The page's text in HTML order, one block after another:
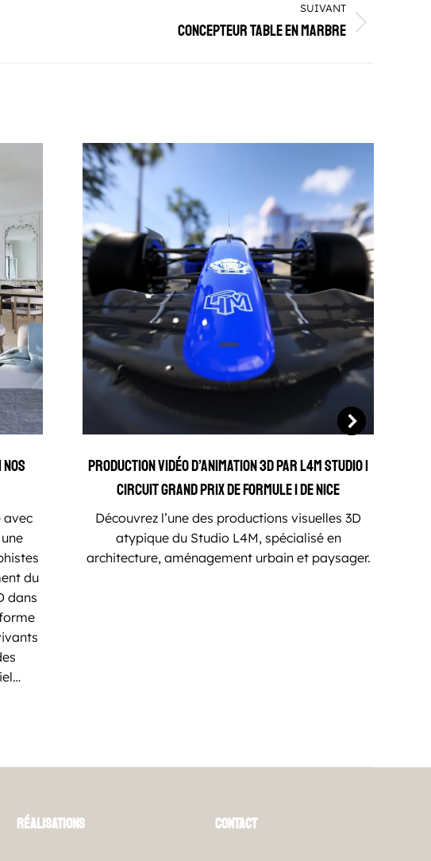
SUIVANT
Concepteur table en marbre
avec
du
dans
Production vidéo d’animation 3D par L4M Studio |
Circuit Grand Prix de Formule 1 de Nice
Découvrez l’une des productions visuelles 3D
atypique du Studio L4M, spécialisé en
architecture, aménagement urbain et paysager.
Réalisations Contact